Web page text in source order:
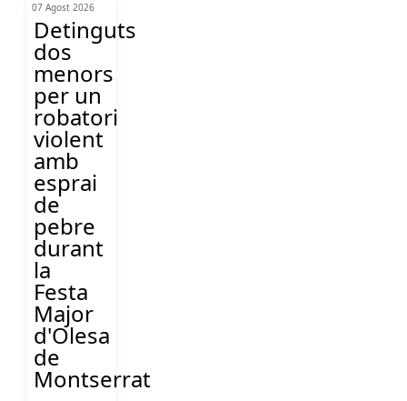
07 Agost 2026
Detinguts
dos
menors
per un
robatori
violent
amb
esprai
de
pebre
durant
la
Festa
Major
d'Olesa
de
Montserrat